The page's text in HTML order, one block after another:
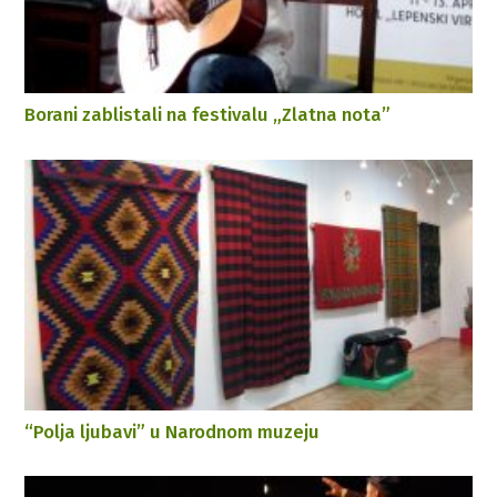
Borani zablistali na festivalu „Zlatna nota”
“Polja ljubavi” u Narodnom muzeju